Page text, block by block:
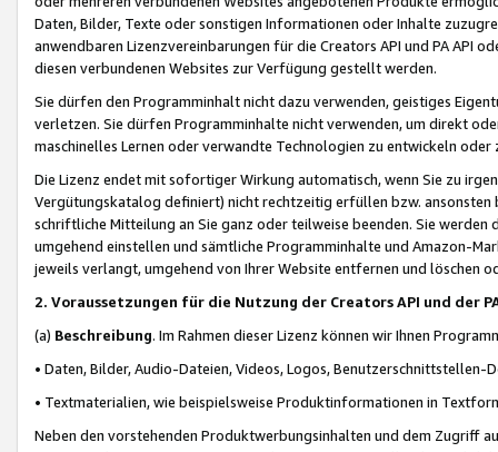
Daten, Bilder, Texte oder sonstigen Informationen oder Inhalte
anwendbaren Lizenzvereinbarungen für die Creators API und PA API
diesen verbundenen Websites zur Verfügung gestellt werden.
Sie dürfen den Programminhalt nicht dazu verwenden, geistiges
verletzen. Sie dürfen Programminhalte nicht verwenden, um direkt
maschinelles Lernen oder verwandte Technologien zu entwickeln
Die Lizenz endet mit sofortiger Wirkung automatisch, wenn Sie zu
Vergütungskatalog definiert) nicht rechtzeitig erfüllen bzw. ansonsten
schriftliche Mitteilung an Sie ganz oder teilweise beenden. Sie werden
umgehend einstellen und sämtliche Programminhalte und Amazon-
jeweils verlangt, umgehend von Ihrer Website entfernen und löschen
2. Voraussetzungen für die Nutzung der Creators API und der
(a) Beschreibung. Im Rahmen dieser Lizenz können wir Ihnen
• Daten, Bilder, Audio-Dateien, Videos, Logos, Benutzerschnittstellen-
• Textmaterialien, wie beispielsweise Produktinformationen in
Neben den vorstehenden Produktwerbungsinhalten und dem Zugriff